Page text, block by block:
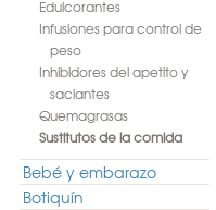
Edulcorantes
Infusiones para control de
peso
Inhibidores del apetito y
saciantes
Quemagrasas
Sustitutos de la comida
Bebé y embarazo
Botiquín